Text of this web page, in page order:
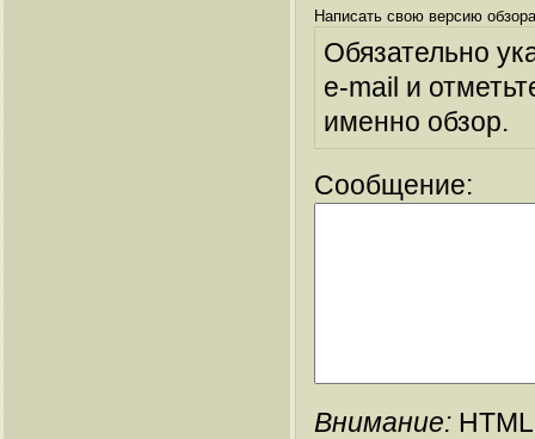
Написать свою версию
Обязательно
e-mail и
именно обзор.
Сообщение:
Внимание: